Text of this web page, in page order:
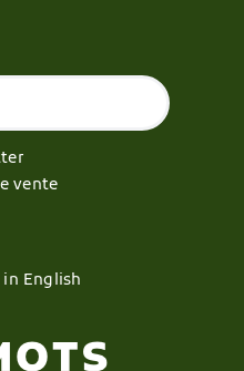
vente
English